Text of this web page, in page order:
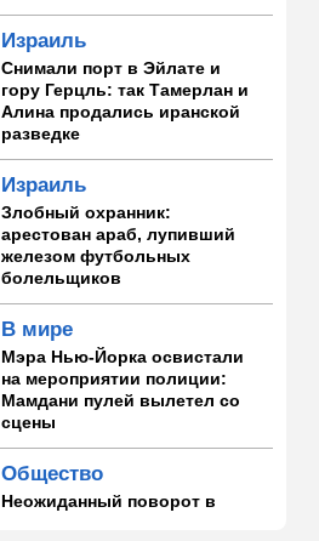
Израиль
Снимали порт в Эйлате и
гору Герцль: так Тамерлан и
Алина продались иранской
разведке
Израиль
Злобный охранник:
арестован араб, лупивший
железом футбольных
болельщиков
В мире
Мэра Нью-Йорка освистали
на мероприятии полиции:
Мамдани пулей вылетел со
сцены
Общество
Неожиданный поворот в